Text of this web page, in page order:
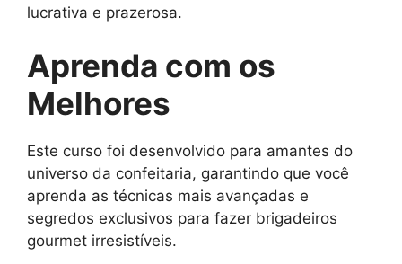
lucrativa e prazerosa.
Aprenda com os
Melhores
Este curso foi desenvolvido para amantes do
universo da confeitaria, garantindo que você
aprenda as técnicas mais avançadas e
segredos exclusivos para fazer brigadeiros
gourmet irresistíveis.